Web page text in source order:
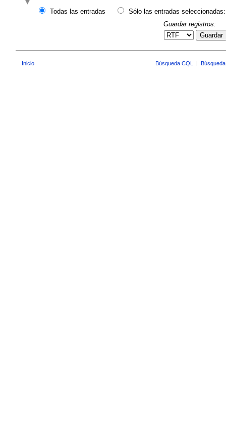
Todas las entradas
Sólo las entradas seleccionadas:
Guardar registros:
Guardar
Inicio Búsqueda CQL